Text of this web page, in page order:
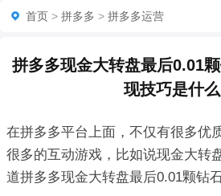
首页 > 拼多多 > 拼多多运营
拼多多现金大转盘最后0.01
现技巧是什么
在拼多多平台上面，不仅有很多优
很多的互动游戏，比如说现金大转
道拼多多现金大转盘最后0.01颗钻